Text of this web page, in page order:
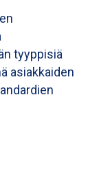
tyyppisiä
asiakkaiden